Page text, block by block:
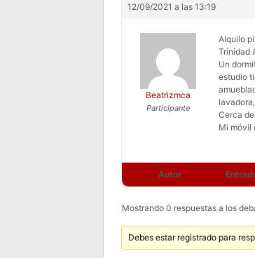
12/09/2021 a las 13:19
Beatrizmca
Participante
Alquilo
Trinidad
Un
estudio
Cerca
Mi móvil
Autor
Mostrando 0 respuestas a los
Debes estar registrado para